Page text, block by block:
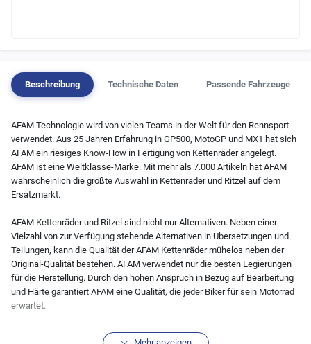
Beschreibung Technische Daten Passende Fahrzeuge
AFAM Technologie wird von vielen Teams in der Welt für den Rennsport
verwendet. Aus 25 Jahren Erfahrung in GP500, MotoGP und MX1 hat sich
AFAM ein riesiges Know-How in Fertigung von Kettenräder angelegt.
AFAM ist eine Weltklasse-Marke. Mit mehr als 7.000 Artikeln hat AFAM
wahrscheinlich die größte Auswahl in Kettenräder und Ritzel auf dem
Ersatzmarkt.
AFAM Kettenräder und Ritzel sind nicht nur Alternativen. Neben einer
Vielzahl von zur Verfügung stehende Alternativen in Übersetzungen und
Teilungen, kann die Qualität der AFAM Kettenräder mühelos neben der
Original-Qualität bestehen. AFAM verwendet nur die besten Legierungen
für die Herstellung. Durch den hohen Anspruch in Bezug auf Bearbeitung
und Härte garantiert AFAM eine Qualität, die jeder Biker für sein Motorrad
erwartet.
Achtung: Sollte das Produkt momentan nicht verfügbar sein, greifen wir